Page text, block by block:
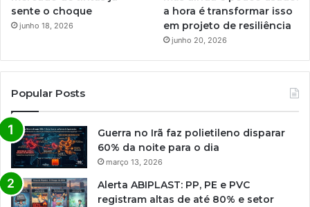
sente o choque
junho 18, 2026
a hora é transformar isso
em projeto de resiliência
junho 20, 2026
Popular Posts
Guerra no Irã faz polietileno disparar
60% da noite para o dia
março 13, 2026
Alerta ABIPLAST: PP, PE e PVC
registram altas de até 80% e setor